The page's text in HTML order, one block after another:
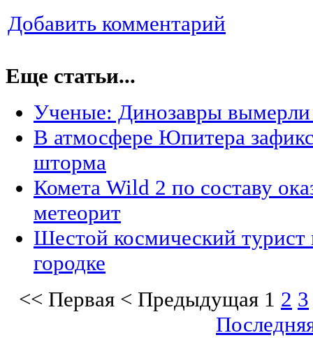
Добавить комментарий
Еще статьи...
Ученые: Динозавры вымерли
В атмосфере Юпитера
шторма
Комета Wild 2 по составу
метеорит
Шестой космический турист
городке
<< Первая < Предыдущая 1 2 3